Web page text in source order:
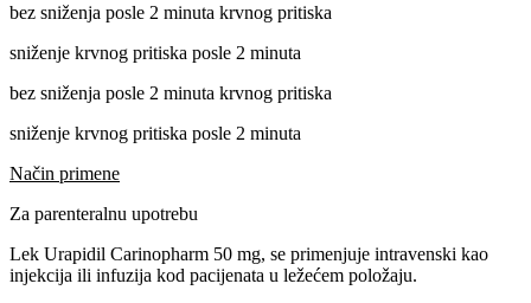
bez sniženja posle 2 minuta krvnog pritiska
sniženje krvnog pritiska posle 2 minuta
bez sniženja posle 2 minuta krvnog pritiska
sniženje krvnog pritiska posle 2 minuta
Način primene
Za parenteralnu upotrebu
Lek Urapidil Carinopharm 50 mg, se primenjuje intravenski kao
injekcija ili infuzija kod pacijenata u ležećem položaju.